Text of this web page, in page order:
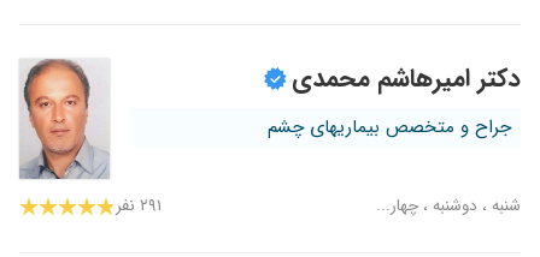
دکتر امیرهاشم محمدی
جراح و متخصص بیماریهای چشم
شنبه ، دوشنبه ، چهار... ۲۹۱ نفر